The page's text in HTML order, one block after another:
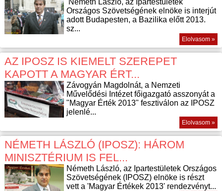
Országos Szövetségének elnöke is interjút
adott Budapesten, a Bazilika előtt 2013.
sz...
Elolvasom »
AZ IPOSZ IS KIEMELT SZEREPET
KAPOTT A MAGYAR ÉRT...
Závogyán Magdolnát, a Nemzeti
Művelődési Intézet főigazgató asszonyát a
"Magyar Érték 2013" fesztiválon az IPOSZ
jelenlé...
Elolvasom »
NÉMETH LÁSZLÓ (IPOSZ): HÁROM
MINISZTÉRIUM IS FEL...
Németh László, az Ipartestületek Országos
Szövetségének (IPOSZ) elnöke is részt
vett a 'Magyar Értékek 2013' rendezvényt...